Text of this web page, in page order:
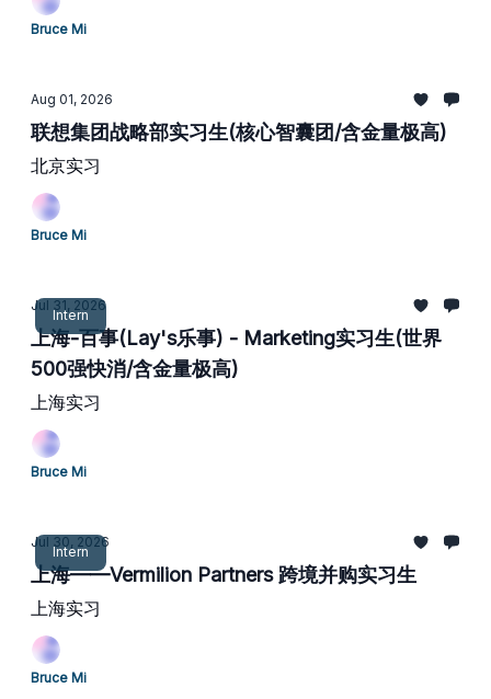
Bruce Mi
Aug 01, 2026
联想集团战略部实习生(核心智囊团/含金量极高)
北京实习
Bruce Mi
Intern
Jul 31, 2026
上海-百事(Lay's乐事) - Marketing实习生(世界
500强快消/含金量极高)
上海实习
Bruce Mi
Intern
Jul 30, 2026
上海——Vermilion Partners 跨境并购实习生
上海实习
Bruce Mi